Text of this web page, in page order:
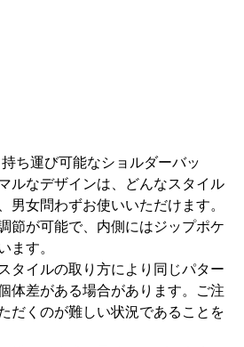
ち運び可能なショルダーバッ
ルなデザインは、どんなスタイル
男女問わずお使いいただけます。
節が可能で、内側にはジップポケ
ます。
タイルの取り方により同じパター
体差がある場合があります。ご注
だくのが難しい状況であることを